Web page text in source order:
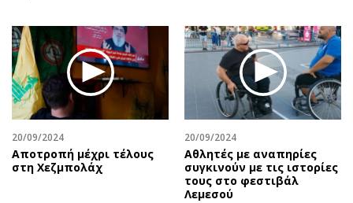
20/09/2024
Αποτροπή μέχρι τέλους
στη Χεζμπολάχ
20/09/2024
Αθλητές με αναπηρίες
συγκινούν με τις ιστορίες
τους στο φεστιβάλ
Λεμεσού